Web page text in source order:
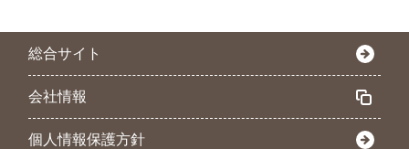
総合サイト
会社情報
個人情報保護方針